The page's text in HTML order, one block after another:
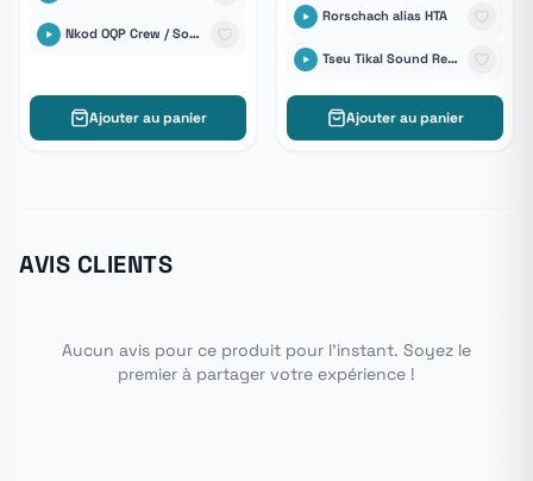
Nkod OQP Crew / Sound Conspiracy
Ajouter au panier
Rorschach alias HTA
Tseu Tikal Sound Records
Ajouter au panier
AVIS CLIENTS
Aucun avis pour ce produit pour l'instant. Soyez le
premier à partager votre expérience !